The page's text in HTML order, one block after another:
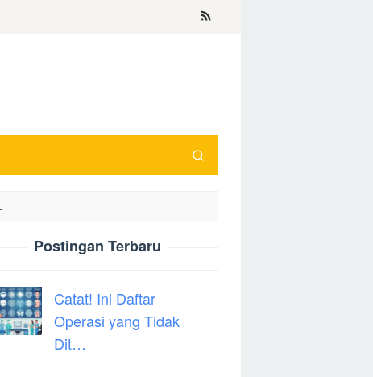
Postingan Terbaru
Catat! Ini Daftar
Operasi yang Tidak
Dit…